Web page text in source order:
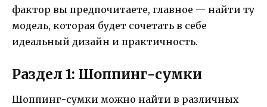
фактор вы предпочитаете, главное — найти ту
модель, которая будет сочетать в себе
идеальный дизайн и практичность.
Раздел 1: Шоппинг-сумки
Шоппинг-сумки можно найти в различных